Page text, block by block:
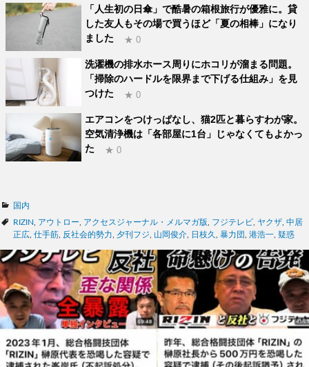
「人生初の日傘」で酷暑の箱根旅行が優雅に。貸
した友人もその場で買うほど「夏の相棒」になり
ました
★ 0
洗濯機の排水ホース周りにホコリが溜まる問題。
「掃除のハードルを限界まで下げる仕組み」を見
つけた
★ 0
エアコンをつけっぱなし、猫2匹と暮らすわが家。
空気清浄機は「各部屋に1台」じゃなくてもよかっ
た
★ 0
カ
テ
ゴ
ー
国内
タ
グ
RIZIN アウトロー アクセスジャーナル・メルマガ版 フジテレビ ヤクザ 中居
正広 仕手筋 反社会的勢力 夕刊フジ 山岡俊介 日枝久 暴力団 港浩一 疑惑